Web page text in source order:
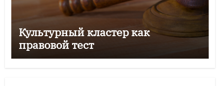
Культурный кластер как
правовой тест